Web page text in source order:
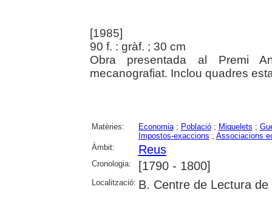
[1985]
90 f. : gràf. ; 30 cm
Obra presentada al Premi
mecanografiat. Inclou quadres
Matèries: Economia; Població; Miquelets ;
Impostos-exaccions ; Associacions
Àmbit:
Reus
Cronologia: [1790 - 1800]
Localització: B. Centre de Lectura de